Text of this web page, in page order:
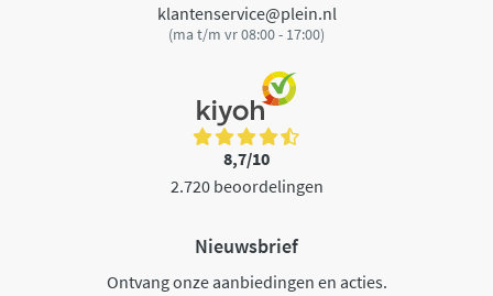
klantenservice@plein.nl
(ma t/m vr 08:00 - 17:00)
8,7/10
2.720 beoordelingen
Nieuwsbrief
Ontvang onze aanbiedingen en acties.